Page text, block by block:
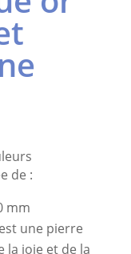
de :
mm
une pierre
la joie et de la